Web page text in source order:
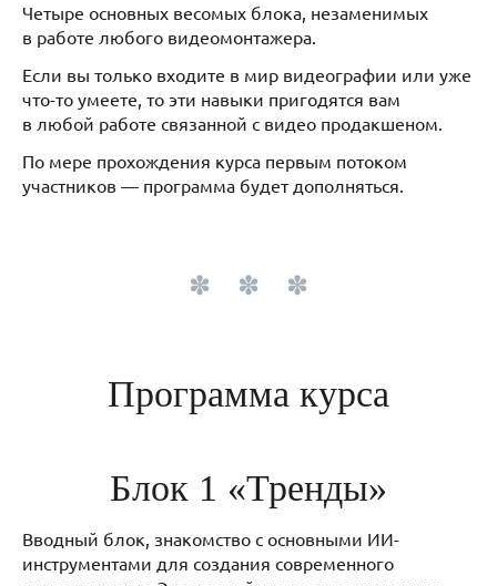
Четыре основных весомых блока, незаменимых
в работе любого видеомонтажера.
Если вы только входите в мир видеографии или уже
что-то умеете, то эти навыки пригодятся вам
в любой работе связанной с видео продакшеном.
По мере прохождения курса первым потоком
участников — программа будет дополняться.
Программа курса
Блок 1 «Тренды»
Вводный блок, знакомство с основными ИИ-
инструментами для создания современного